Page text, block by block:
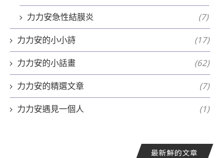
力力安急性結膜炎 (7)
力力安的小小詩 (17)
力力安的小話畫 (62)
力力安的精選文章 (7)
力力安遇見一個人 (1)
最新鮮的文章